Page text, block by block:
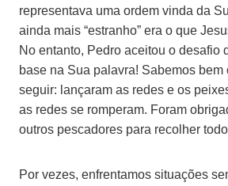
representava uma ordem vinda da
ainda mais “estranho” era o que
No entanto, Pedro aceitou o desafio
base na Sua palavra! Sabemos bem
seguir: lançaram as redes e os
as redes se romperam. Foram
outros pescadores para recolher
Por vezes, enfrentamos situações